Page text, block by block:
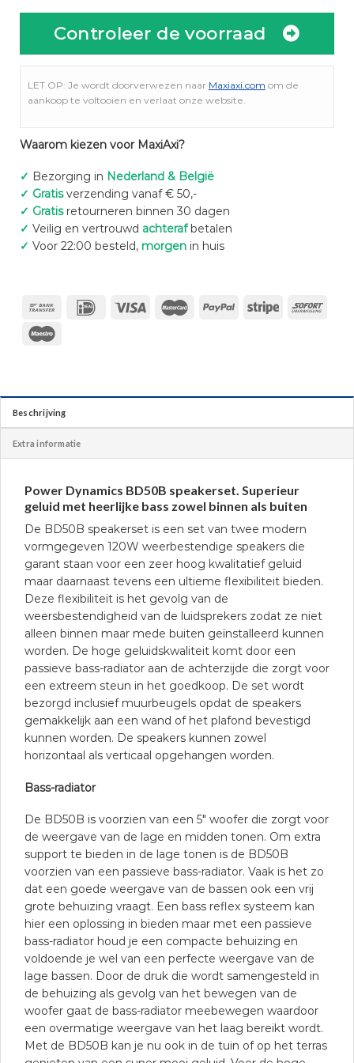
Controleer de voorraad
LET OP: Je wordt doorverwezen naar Maxiaxi.com om de
aankoop te voltooien en verlaat onze website.
Waarom kiezen voor MaxiAxi?
✓ Bezorging in Nederland & België
✓ Gratisverzending vanaf € 50,-
✓ Gratisretourneren binnen 30 dagen
✓ Veilig en vertrouwd achterafbetalen
✓ Voor 22:00 besteld, morgenin huis
Beschrijving
Extra informatie
Power Dynamics BD50B speakerset. Superieur
geluid met heerlijke bass zowel binnen als buiten
De BD50B speakerset is een set van twee modern
vormgegeven 120W weerbestendige speakers die
garant staan voor een zeer hoog kwalitatief geluid
maar daarnaast tevens een ultieme flexibiliteit bieden.
Deze flexibiliteit is het gevolg van de
weersbestendigheid van de luidsprekers zodat ze niet
alleen binnen maar mede buiten geïnstalleerd kunnen
worden. De hoge geluidskwaliteit komt door een
passieve bass-radiator aan de achterzijde die zorgt voor
een extreem steun in het goedkoop. De set wordt
bezorgd inclusief muurbeugels opdat de speakers
gemakkelijk aan een wand of het plafond bevestigd
kunnen worden. De speakers kunnen zowel
horizontaal als verticaal opgehangen worden.
Bass-radiator
De BD50B is voorzien van een 5″ woofer die zorgt voor
de weergave van de lage en midden tonen. Om extra
support te bieden in de lage tonen is de BD50B
voorzien van een passieve bass-radiator. Vaak is het zo
dat een goede weergave van de bassen ook een vrij
grote behuizing vraagt. Een bass reflex systeem kan
hier een oplossing in bieden maar met een passieve
bass-radiator houd je een compacte behuizing en
voldoende je wel van een perfecte weergave van de
lage bassen. Door de druk die wordt samengesteld in
de behuizing als gevolg van het bewegen van de
woofer gaat de bass-radiator meebewegen waardoor
een overmatige weergave van het laag bereikt wordt.
Met de BD50B kan je nu ook in de tuin of op het terras